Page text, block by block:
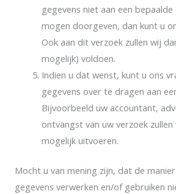
gegevens niet aan een
mogen doorgeven, dan kunt u
Ook aan dit verzoek zullen wij
mogelijk) voldoen.
Indien u dat wenst, kunt u ons
gegevens over te dragen aan
Bijvoorbeeld uw accountant,
ontvangst van uw verzoek
mogelijk uitvoeren.
Mocht u van mening zijn, dat de
gegevens verwerken en/of gebruiken